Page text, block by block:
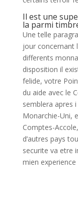
Il est une
la parmi
Une telle
jour concernant
differents
disposition il
felide, votre
du aide avec le
semblera apres
Monarchie-Uni,
Comptes-
d’autres pays
securite va etre
mien